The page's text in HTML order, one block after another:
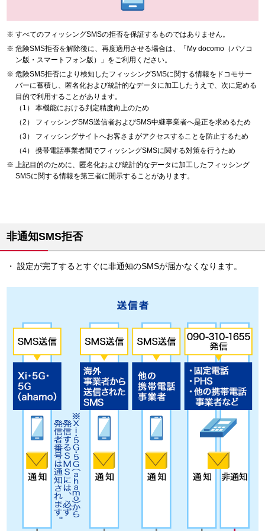
すべてのフィッシングSMSの拒否を保証するものではありません。
危険SMS拒否を解除後に、再度適用させる場合は、「My docomo（パソコ
ン版・スマートフォン版）」をご利用ください。
危険SMS拒否により検知したフィッシングSMSに関する情報をドコモサー
バーに蓄積し、匿名化および統計的なデータに加工したうえで、次に定める
目的で利用することがあります。
本機能における判定精度向上のため
フィッシングSMS送信者およびSMS中継事業者へ是正を求めるため
フィッシングサイトへお客さまがアクセスすることを防止するため
携帯電話事業者間でフィッシングSMSに関する対策を行うため
上記目的のために、匿名化および統計的なデータに加工したフィッシング
SMSに関する情報を第三者に開示することがあります。
非通知SMS拒否
設定が完了するとすぐに非通知のSMSが届かなくなります。